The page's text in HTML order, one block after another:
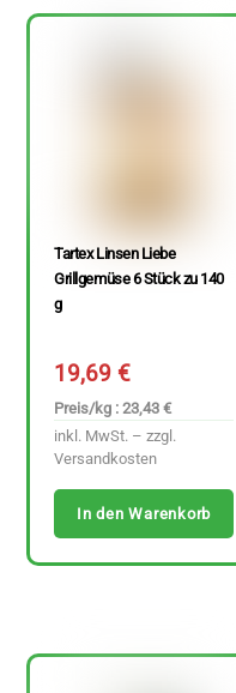
Tartex Linsen Liebe
Grillgemüse 6 Stück zu 140
g
19,69€
Preis/kg : 23,43 €
inkl. MwSt. – zzgl.
Versandkosten
In den Warenkorb